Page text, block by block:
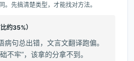
。先搞清楚类型，才能找对方法。
约35%）
句总出错，文言文翻译跑偏。
不牢”，该拿的分拿不到。